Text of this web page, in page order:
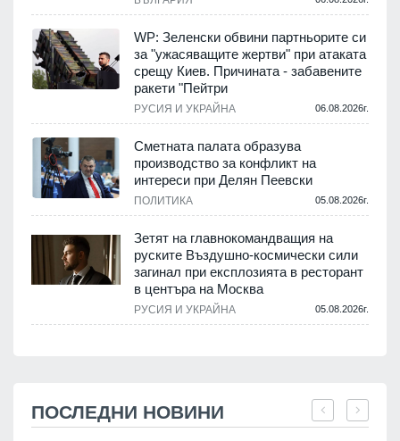
WP: Зеленски обвини партньорите си
за "ужасяващите жертви" при атаката
срещу Киев. Причината - забавените
ракети "Пейтри
РУСИЯ И УКРАЙНА 06.08.2026г.
Сметната палата образува
производство за конфликт на
интереси при Делян Пеевски
ПОЛИТИКА 05.08.2026г.
Зетят на главнокомандващия на
руските Въздушно-космически сили
загинал при експлозията в ресторант
в центъра на Москва
РУСИЯ И УКРАЙНА 05.08.2026г.
ПОСЛЕДНИ НОВИНИ